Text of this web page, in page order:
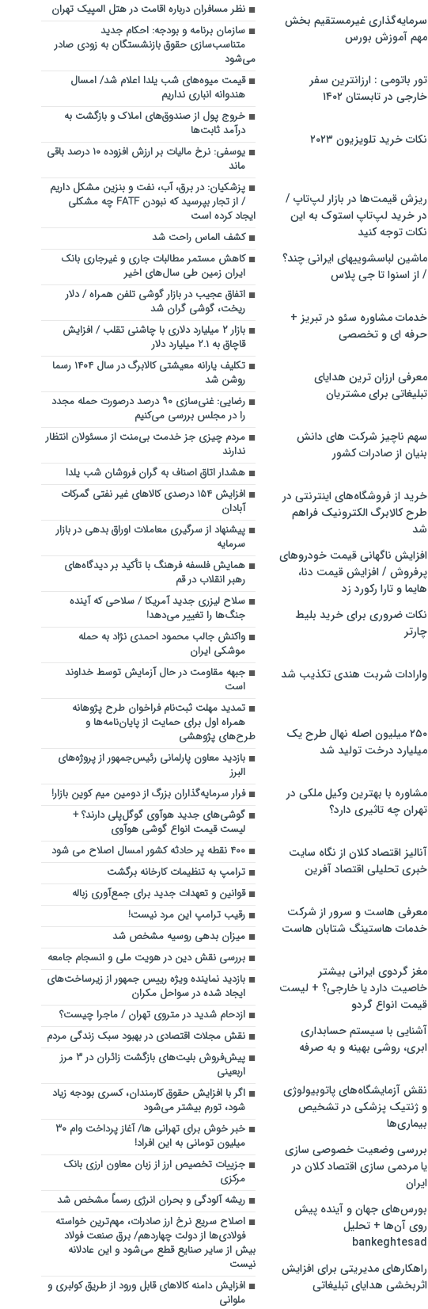
سرمایه‌گذاری غیرمستقیم بخش
مهم آموزش بورس
تور باتومی : ارزانترین سفر
خارجی در تابستان ۱۴۰۲
نکات خرید تلویزیون ۲۰۲۳
ریزش قیمت‌ها در بازار لپ‌تاپ /
در خرید لپ‌تاپ استوک به این
نکات توجه کنید
ماشین لباسشویی‎های ایرانی چند؟
/ از اسنوا تا جی پلاس
خدمات مشاوره سئو در تبریز +
حرفه ای و تخصصی
معرفی ارزان ترین هدایای
تبلیغاتی برای مشتریان
سهم ناچیز شرکت های دانش
بنیان از صادرات کشور
خرید از فروشگاه‌های اینترنتی در
طرح کالابرگ الکترونیک فراهم
شد
افزایش ناگهانی قیمت خودروهای
پرفروش / افزایش قیمت دنا،
هایما و تارا رکورد زد
نکات ضروری برای خرید بلیط
چارتر
وارادات شربت هندی تکذیب شد
۲۵۰ میلیون اصله نهال طرح یک
میلیارد درخت تولید شد
مشاوره با بهترین وکیل ملکی در
تهران چه تاثیری دارد؟
آنالیز اقتصاد کلان از نگاه سایت
خبری تحلیلی اقتصاد آفرین
معرفی هاست و سرور از شرکت
خدمات هاستینگ شتابان هاست
مغز گردوی ایرانی بیشتر
خاصیت دارد یا خارجی؟ + لیست
قیمت انواع گردو
آشنایی با سیستم حسابداری
ابری، روشی بهینه و به صرفه
نقش آزمایشگاه‌های پاتوبیولوژی
و ژنتیک پزشکی در تشخیص
بیماری‌ها
بررسی وضعیت خصوصی سازی
یا مردمی سازی اقتصاد کلان در
ایران
بورس‌های جهان و آینده پیش
روی آن‌ها + تحلیل
bankeghtesad
راهکارهای مدیریتی برای افزایش
اثربخشی هدایای تبلیغاتی
نظر مسافران درباره اقامت در هتل المپیک تهران
سازمان برنامه و بودجه: احکام جدید
متناسب‌سازی حقوق بازنشستگان به زودی صادر
می‌شود
قیمت میوه‌های شب یلدا اعلام شد/ امسال
هندوانه انباری نداریم
خروج پول از صندوق‌های املاک و بازگشت به
درآمد ثابت‌ها
یوسفی: نرخ مالیات بر ارزش افزوده ۱۰ درصد باقی
ماند
پزشکیان: در برق، آب، نفت و بنزین مشکل داریم
/ از تجار بپرسید که نبودن FATF چه مشکلی
ایجاد کرده است
کشف الماس راحت شد
کاهش مستمر مطالبات جاری و غیرجاری بانک
ایران زمین طی سال‌های اخیر
اتفاق عجیب در بازار گوشی تلفن همراه / دلار
ریخت، گوشی گران شد
بازار ۲ میلیارد دلاری با چاشنی تقلب / افزایش
قاچاق به ۲.۱ میلیارد دلار
تکلیف یارانه معیشتی کالابرگ در سال ۱۴۰۴ رسما
روشن شد
رضایی: غنی‌سازی ۹۰ درصد درصورت حمله مجدد
را در مجلس بررسی می‌کنیم
مردم ‌چیزی جز خدمت بی‌منت از مسئولان انتظار
ندارند
هشدار اتاق اصناف به گران فروشان شب یلدا
افزایش ۱۵۴ درصدی کالاهای غیر نفتی گمرکات
آبادان
پیشنهاد از سرگیری معاملات اوراق بدهی در بازار
سرمایه
همایش فلسفه فرهنگ با تأکید بر دیدگاه‌های
رهبر انقلاب در قم
سلاح لیزری جدید آمریکا / سلاحی که آینده
جنگ‌ها را تغییر می‌دهد!
واکنش جالب محمود احمدی نژاد به حمله
موشکی ایران
جبهه مقاومت در حال آزمایش توسط خداوند
است
تمدید مهلت ثبت‌نام فراخوان طرح پژوهانه
همراه اول برای حمایت از پایان‌نامه‌ها و
طرح‌های پژوهشی
بازدید معاون پارلمانی رئیس‌جمهور از پروژه‌های
البرز
فرار سرمایه‌گذاران بزرگ از دومین میم کوین بازار!
گوشی‌های جدید هوآوی گوگل‌پلی دارند؟ +
لیست قیمت انواع گوشی هوآوی
۴۰۰ نقطه پر حادثه کشور امسال اصلاح می شود
ترامپ به تنظیمات کارخانه برگشت
قوانین و تعهدات جدید برای جمع‌آوری زباله
رقیب ترامپ این مرد نیست!
میزان بدهی روسیه مشخص شد
بررسی نقش دین در هویت ملی و انسجام جامعه
بازدید نماینده ویژه رییس جمهور از زیرساخت‌های
ایجاد شده در سواحل مکران
ازدحام شدید در متروی تهران / ماجرا چیست؟
نقش مجلات اقتصادی در بهبود سبک زندگی مردم
پیش‌فروش بلیت‌های بازگشت زائران در ۳ مرز
اربعینی
اگر با افزایش حقوق کارمندان، کسری بودجه زیاد
شود، تورم بیشتر می‌شود
خبر خوش برای تهرانی ها/ آغاز پرداخت وام ۳۰
میلیون تومانی به این افراد!
جزییات تخصیص ارز از زبان معاون ارزی بانک
مرکزی
ریشه آلودگی و بحران انرژی رسماً مشخص شد
اصلاح سریع نرخ ارز صادرات، مهم‌ترین خواسته
فولادی‌ها از دولت چهاردهم/ برق صنعت فولاد
بیش از سایر صنایع قطع می‌شود و این عادلانه
نیست
افزایش دامنه کالاهای قابل ورود از طریق کولبری و
ملوانی